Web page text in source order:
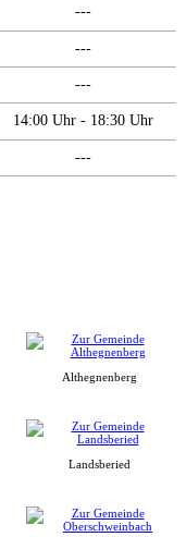
---
---
---
14:00 Uhr - 18:30 Uhr
---
Althegnenberg
Landsberied